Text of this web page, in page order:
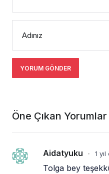
Adınız
YORUM GÖNDER
Öne Çıkan Yorumlar
Aidatyuku • 1
Tolga bey